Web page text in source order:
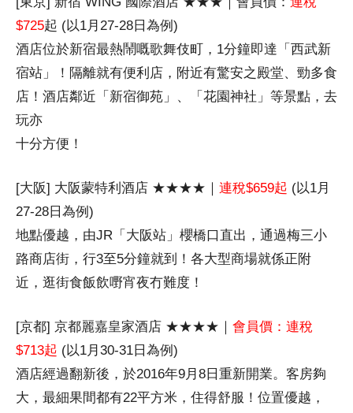
$725起 (以1月27-28日為例)
酒店位於新宿最熱鬧嘅歌舞伎町，1分鐘即達「西武新
宿站」！隔離就有便利店，附近有驚安之殿堂、勁多食
店！酒店鄰近「新宿御苑」、「花園神社」等景點，去
玩亦
十分方便！
[大阪] 大阪蒙特利酒店 ★★★★｜ 連稅$659起 (以1月
27-28日為例)
地點優越，由JR「大阪站」櫻橋口直出，通過梅三小
路商店街，行3至5分鐘就到！各大型商場就係正附
近，逛街食飯飲嘢宵夜冇難度！
[京都] 京都麗嘉皇家酒店 ★★★★｜ 會員價：連稅
$713起 (以1月30-31日為例)
酒店經過翻新後，於2016年9月8日重新開業。客房夠
大，最細果間都有22平方米，住得舒服！位置優越，